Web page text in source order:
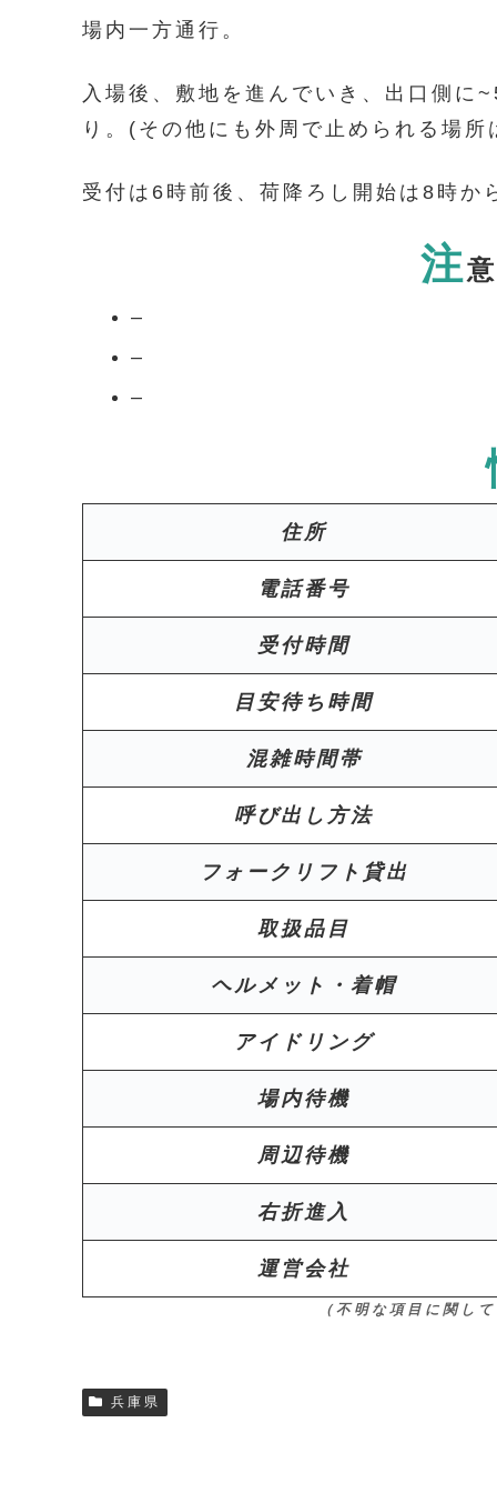
場内一方通行。
入場後、敷地を進んでいき、出口側に
り。(その他にも外周で止められる場所
受付は6時前後、荷降ろし開始は8時か
注
–
–
–
住所
電話番号
受付時間
目安待ち時間
混雑時間帯
呼び出し方法
フォークリフト貸出
取扱品目
ヘルメット・着帽
アイドリング
場内待機
周辺待機
右折進入
運営会社
（不明な項目に関し
兵庫県